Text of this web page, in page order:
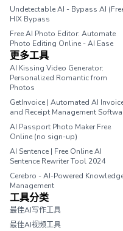
Undetectable AI - Bypass AI
HIX Bypass
Free AI Photo Editor: Automate
Photo Editing Online - AI Ease
更多工具
AI Kissing Video Generator:
Personalized Romantic from
Photos
GetInvoice | Automated AI
and Receipt Management
AI Passport Photo Maker Free
Online (no sign-up)
AI Sentence | Free Online AI
Sentence Rewriter Tool 2024
Cerebro - AI-Powered
Management
工具分类
最佳AI写作工具
最佳AI视频工具